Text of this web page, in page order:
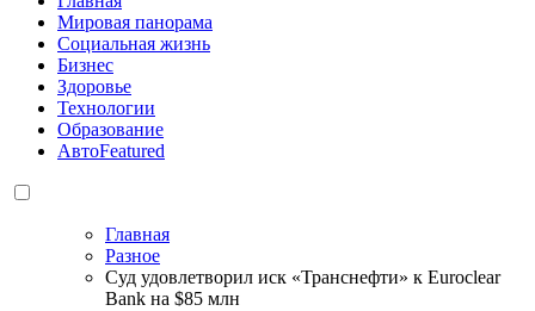
Мировая панорама
Социальная жизнь
Бизнес
Здоровье
Технологии
Образование
АвтоFeatured
Главная
Разное
Суд удовлетворил иск «Транснефти» к Euroclear
Bank на $85 млн